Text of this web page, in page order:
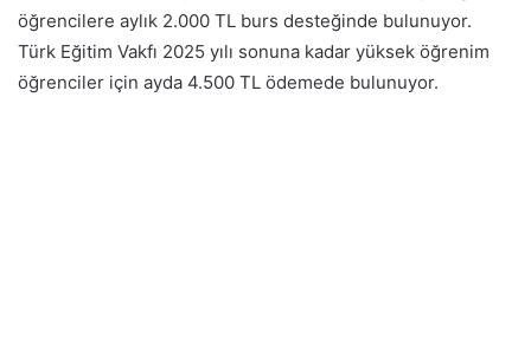
öğrencilere aylık 2.000 TL burs desteğinde bulunuyor.
Türk Eğitim Vakfı 2025 yılı sonuna kadar yüksek öğrenim
öğrenciler için ayda 4.500 TL ödemede bulunuyor.